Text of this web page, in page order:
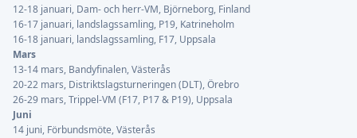
12-18 januari, Dam- och herr-VM, Björneborg, Finland
16-17 januari, landslagssamling, P19, Katrineholm
16-18 januari, landslagssamling, F17, Uppsala
Mars
13-14 mars, Bandyfinalen, Västerås
20-22 mars, Distriktslagsturneringen (DLT), Örebro
26-29 mars, Trippel-VM (F17, P17 & P19), Uppsala
Juni
14 juni, Förbundsmöte, Västerås